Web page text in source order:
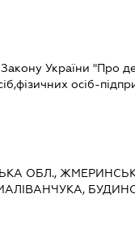
Закону України "Про
осіб-
ОБЛ.,